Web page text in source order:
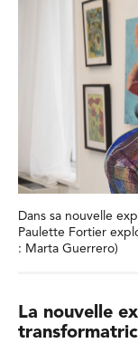
Dans sa nouvelle
Paulette Fortier
: Marta Guerrero)
La nouvelle